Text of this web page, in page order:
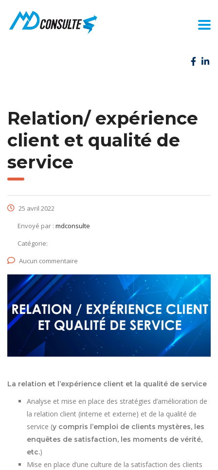
Relation/ expérience
client et qualité de
service
25 avril 2022
Envoyé par : mdconsulte
Catégorie:
Aucun commentaire
La relation et l’expérience client et la qualité de service
Analyse et mise en place des stratégies d’amélioration de
la relation client (interne et externe) et de la qualité de
service (y compris l’emploi de clients mystères, les
enquêtes de satisfaction, les moments de vérité,
etc.)
Mise en place d’une culture de la satisfaction des clients